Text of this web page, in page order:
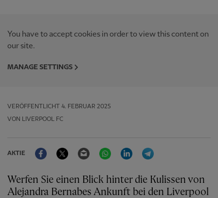
You have to accept cookies in order to view this content on
our site.
MANAGE SETTINGS
VERÖFFENTLICHT 4. FEBRUAR 2025
VON LIVERPOOL FC
AKTIE
FacebookTwitter Email WhatsAppLinkedIn
Werfen Sie einen Blick hinter die Kulissen von
Alejandra Bernabes Ankunft bei den Liverpool